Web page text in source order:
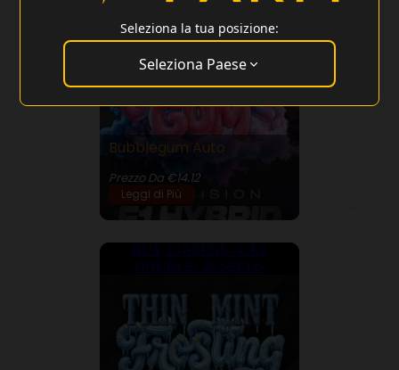
Bubblegum Auto
Prezzo Da €14.12
Leggi di Più
BUY 10 SEEDS - GET
DOUBLE! 20 SEEDS
Seleziona la tua posizione:
Seleziona Paese